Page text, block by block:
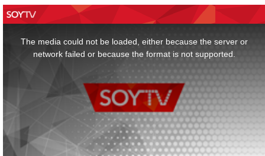
The media could not be loaded, either because the server or
network failed or because the format is not supported.